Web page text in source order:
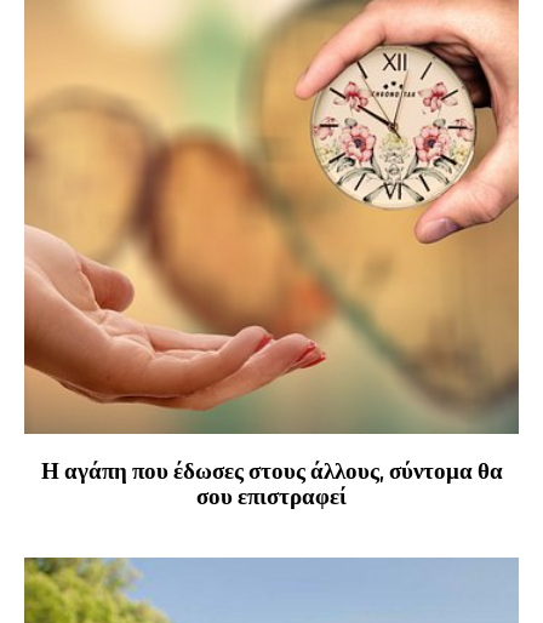
Η αγάπη που έδωσες στους άλλους, σύντομα θα
σου επιστραφεί